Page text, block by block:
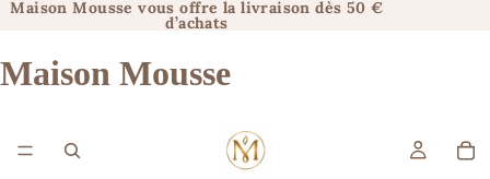
Maison Mousse vous offre la livraison dès 50 €
d’achats
Maison Mousse